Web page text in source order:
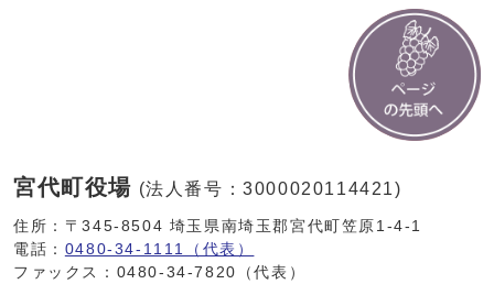
宮代町役場 (法人番号：3000020114421)
住所：〒345-8504 埼玉県南埼玉郡宮代町笠原1-4-1
電話： 0480-34-1111（代表）
ファックス：0480-34-7820（代表）